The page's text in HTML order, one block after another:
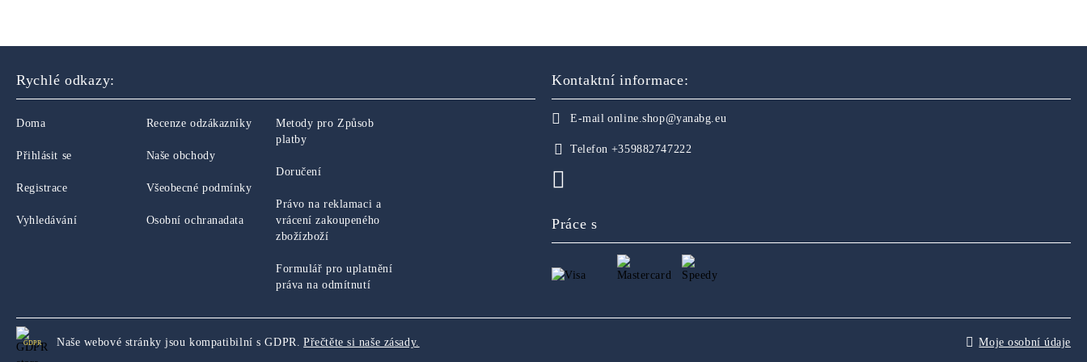
Rychlé odkazy:
Doma
Přihlásit se
Registrace
Vyhledávání
Recenze odzákazníky
Naše obchody
Všeobecné podmínky
Osobní ochranadata
Metody pro Způsob
platby
Doručení
Právo na reklamaci a
vrácení zakoupeného
zbožízboží
Formulář pro uplatnění
práva na odmítnutí
Kontaktní informace:
E-mail online.shop@yanabg.eu
Telefon +359882747222
Práce s
GDPR Naše webové stránky jsou kompatibilní s GDPR. Přečtěte si naše zásady. Moje osobní údaje